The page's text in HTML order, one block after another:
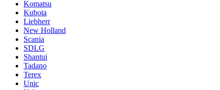
Komatsu
Kubota
Liebherr
New Holland
Scania
SDLG
Shantui
Tadano
Terex
Unic